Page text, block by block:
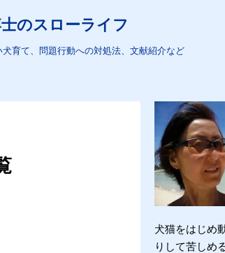
のスローライフ
育て、問題行動への対処法、文献紹介など
犬猫をはじめ
りして苦しめ